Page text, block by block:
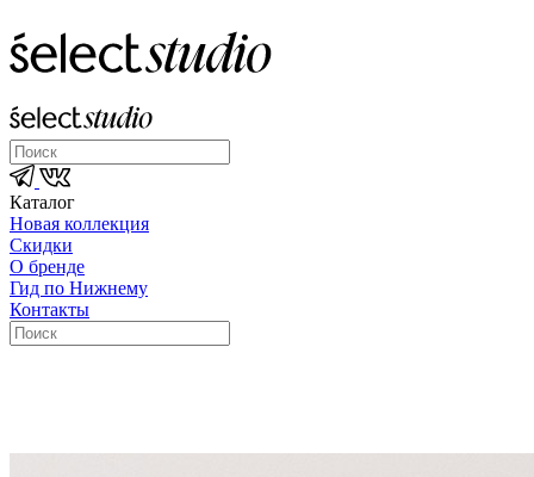
Каталог
Новая коллекция
Скидки
О бренде
Гид по Нижнему
Контакты